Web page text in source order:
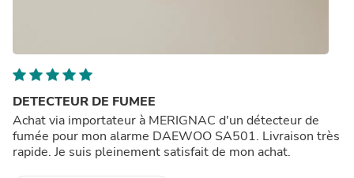
DETECTEUR DE FUMEE
Achat via importateur à MERIGNAC d'un détecteur de
fumée pour mon alarme DAEWOO SA501. Livraison très
rapide. Je suis pleinement satisfait de mon achat.